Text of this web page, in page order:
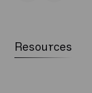
Resources